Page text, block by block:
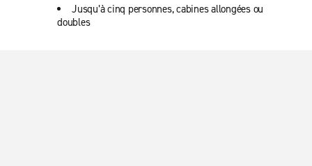
Jusqu’à cinq personnes, cabines allongées ou
doubles